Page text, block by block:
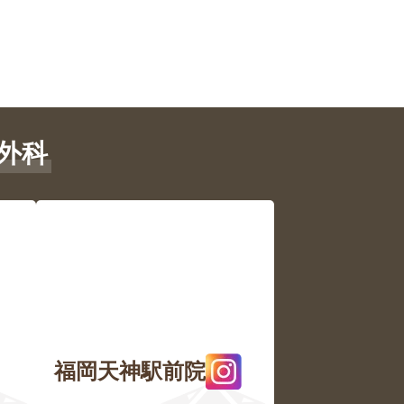
科
福岡天神駅前院